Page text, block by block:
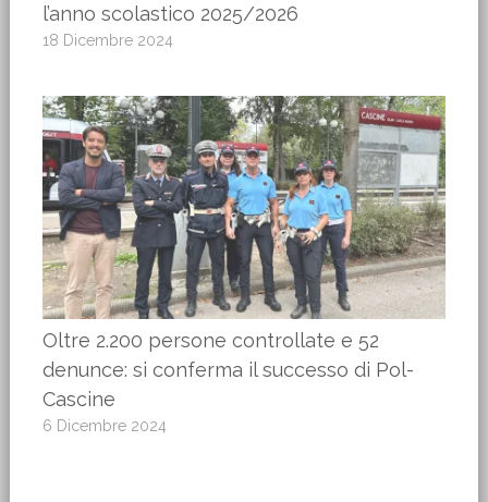
l’anno scolastico 2025/2026
18 Dicembre 2024
Oltre 2.200 persone controllate e 52
denunce: si conferma il successo di Pol-
Cascine
6 Dicembre 2024